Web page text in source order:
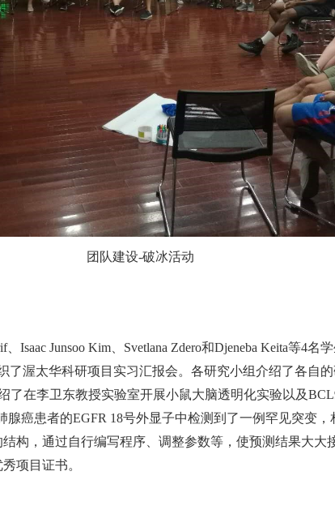
团队建设-破冰活动
Isaac Junsoo Kim、Svetlana Zdero和Djeneba Keita等4
了渥太华科研项目实习汇报会。各研究小组介绍了各自
了在李卫东教授实验室开展小鼠大脑透明化实验以及
腺癌患者的EGFR 18号外显子中检测到了一例罕见突变
构，通过自行编写程序、调整参数等，使预测结果大
项目证书。